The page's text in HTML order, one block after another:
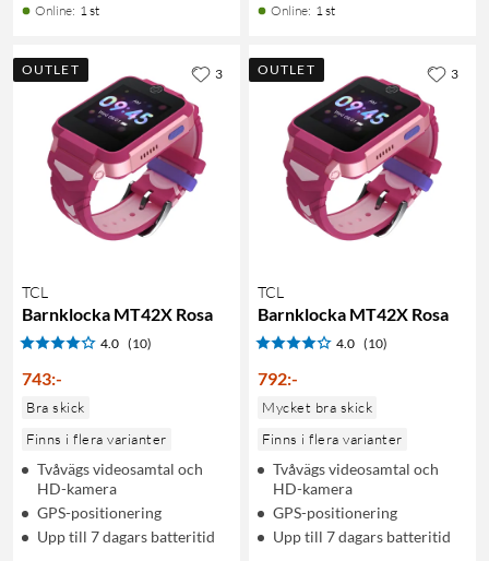
Online: 1 st Online: 1 st
OUTLET
TCL
Barnklocka MT42X Rosa
4.0 (10)
743:-
Bra skick
Finns i flera varianter
Tvåvägs videosamtal och
HD-kamera
GPS-positionering
Upp till 7 dagars batteritid
3 OUTLET
TCL
Barnklocka MT42X Rosa
4.0 (10)
792:-
Mycket bra skick
Finns i flera varianter
Tvåvägs videosamtal och
HD-kamera
GPS-positionering
Upp till 7 dagars batteritid
3